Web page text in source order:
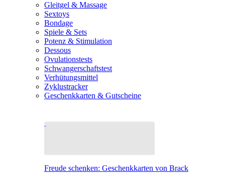
Gleitgel & Massage
Sextoys
Bondage
Spiele & Sets
Potenz & Stimulation
Dessous
Ovulationstests
Schwangerschaftstest
Verhütungsmittel
Zyklustracker
Geschenkkarten & Gutscheine
Freude schenken: Geschenkkarten von Brack